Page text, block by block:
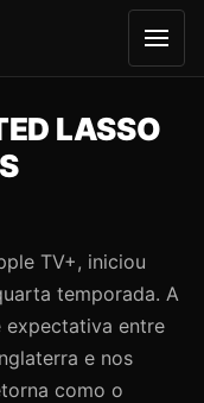
A
b
r
r
m
LASSO
TV+, iniciou
temporada. A
expectativa entre
e nos
como o